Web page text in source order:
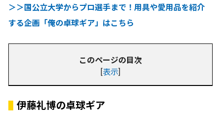
＞＞国公立大学からプロ選手まで！用具や愛用品を紹介
する企画「俺の卓球ギア」はこちら
このページの目次
[表示]
伊藤礼博の卓球ギア